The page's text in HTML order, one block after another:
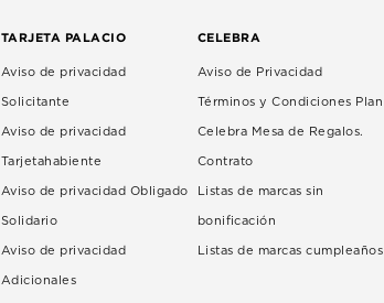
TARJETA PALACIO
Aviso de privacidad
Solicitante
Aviso de privacidad
Tarjetahabiente
Aviso de privacidad Obligado
Solidario
Aviso de privacidad
Adicionales
CELEBRA
Aviso de Privacidad
Términos y Condiciones Plan
Celebra Mesa de Regalos.
Contrato
Listas de marcas sin
bonificación
Listas de marcas cumpleaños